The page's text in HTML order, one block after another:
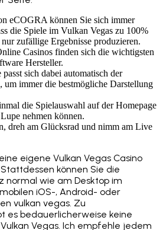
eCOGRA können Sie sich immer
die Spiele im Vulkan Vegas zu 100%
zufällige Ergebnisse produzieren.
Casinos finden sich die wichtigsten
Hersteller.
sich dabei automatisch der
um immer die bestmögliche Darstellung
die Spielauswahl auf der Homepage
nehmen können.
dreh am Glücksrad und nimm am Live
eigene Vulkan Vegas Casino
können Sie die
normal wie am Desktop im
iOS-, Android- oder
vulkan vegas. Zu
es bedauerlicherweise keine
Vegas. Ich empfehle jedem